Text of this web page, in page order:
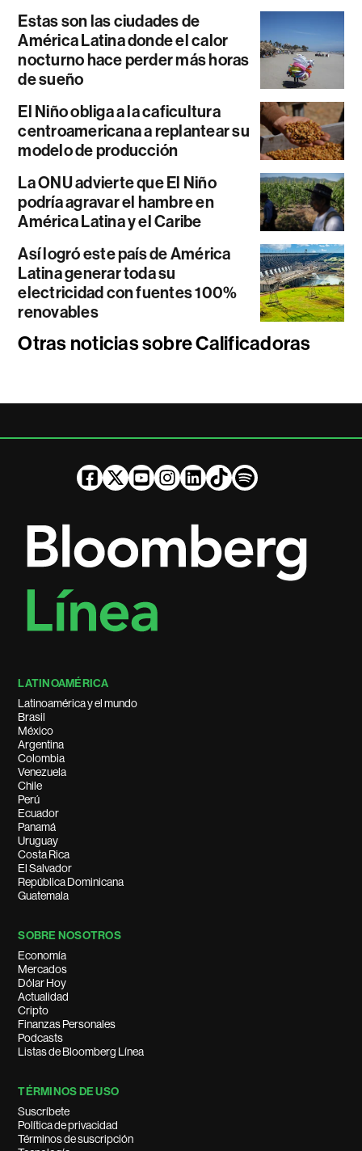
Estas son las ciudades de
América Latina donde el calor
nocturno hace perder más horas
de sueño
El Niño obliga a la caficultura
centroamericana a replantear su
modelo de producción
La ONU advierte que El Niño
podría agravar el hambre en
América Latina y el Caribe
Así logró este país de América
Latina generar toda su
electricidad con fuentes 100%
renovables
Otras noticias sobre Calificadoras
LATINOAMÉRICA
Latinoamérica y el mundo
Brasil
México
Argentina
Colombia
Venezuela
Chile
Perú
Ecuador
Panamá
Uruguay
Costa Rica
El Salvador
República Dominicana
Guatemala
SOBRE NOSOTROS
Economía
Mercados
Dólar Hoy
Actualidad
Cripto
Finanzas Personales
Podcasts
Listas de Bloomberg Línea
TÉRMINOS DE USO
Suscríbete
Política de privacidad
Términos de suscripción